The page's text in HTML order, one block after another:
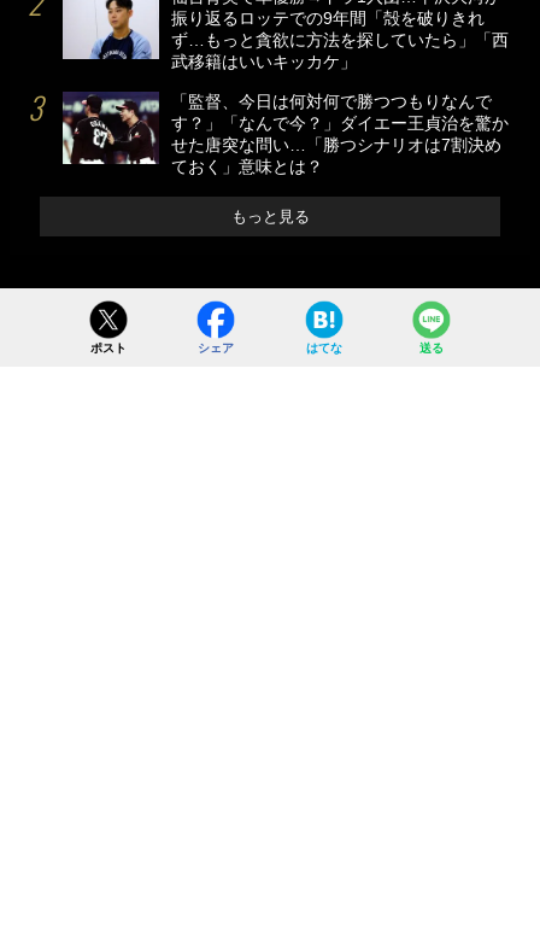
振り返るロッテでの9年間「殻を破りきれ
ず…もっと貪欲に方法を探していたら」「西
武移籍はいいキッカケ」
「監督、今日は何対何で勝つつもりなんで
す？」「なんで今？」ダイエー王貞治を驚か
せた唐突な問い…「勝つシナリオは7割決め
ておく」意味とは？
もっと見る
ポスト シェア はてな 送る